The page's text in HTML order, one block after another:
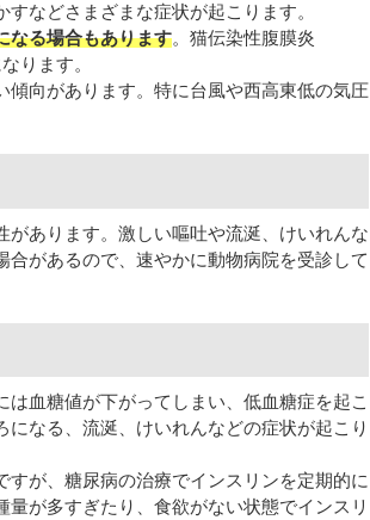
などさまざまな症状が起こります。
なる場合もあります。猫伝染性腹膜炎
ります。
向があります。特に台風や西高東低の気圧
あります。激しい嘔吐や流涎、けいれんな
があるので、速やかに動物病院を受診して
は血糖値が下がってしまい、低血糖症を起こ
なる、流涎、けいれんなどの症状が起こり
が、糖尿病の治療でインスリンを定期的に
が多すぎたり、食欲がない状態でインスリ